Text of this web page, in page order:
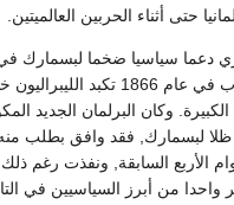
حتى أثناء الحربين العالميتين.
دعما سياسيا ضخما لبسمارك
انتخابات مجلس النواب في عام 1866
وكان البرلمان الجديد
لبسمارك, فقد وافق بطلب منه
الأربع السابقة, ونفذت رغم
واحدا من أبرز السياسيين في